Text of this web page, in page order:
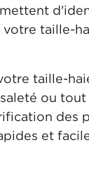
taille-
taille-
ou
des
et